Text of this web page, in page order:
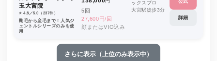
玉大宮院
⭐️ 4.8／5.0（237件）
剛毛から産毛まで！人気ジ
ェントルシリーズのみを使
用
5回
27,600円/回
顔またはVIO込み
ックスプロ
大宮駅徒歩3分
公式
詳細
さらに表示（上位のみ表示中）